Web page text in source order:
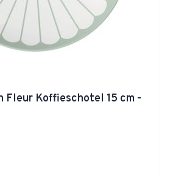
Fleur Koffieschotel 15 cm -